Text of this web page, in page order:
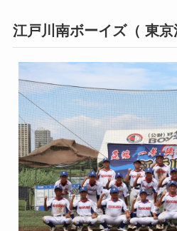
江戸川南ボーイズ（ 東京